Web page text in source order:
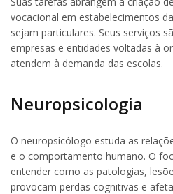
vocacional em estabelecimentos
sejam particulares. Seus serviços
empresas e entidades voltadas à
atendem à demanda das escolas.
Neuropsicologia
O neuropsicólogo estuda as
e o comportamento humano. O
entender como as patologias,
provocam perdas cognitivas e